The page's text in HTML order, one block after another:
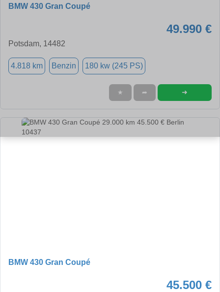
BMW 430 Gran Coupé
49.990 €
Potsdam, 14482
4.818 km Benzin 180 kw (245 PS)
★ ➦ ➜
BMW 430 Gran Coupé
45.500 €